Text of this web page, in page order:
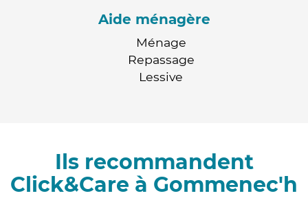
Aide ménagère
Ménage
Repassage
Lessive
Ils recommandent
Click&Care à Gommenec'h